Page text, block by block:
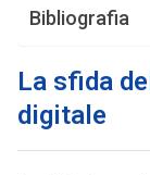
Bibliografia
La sfida
digitale